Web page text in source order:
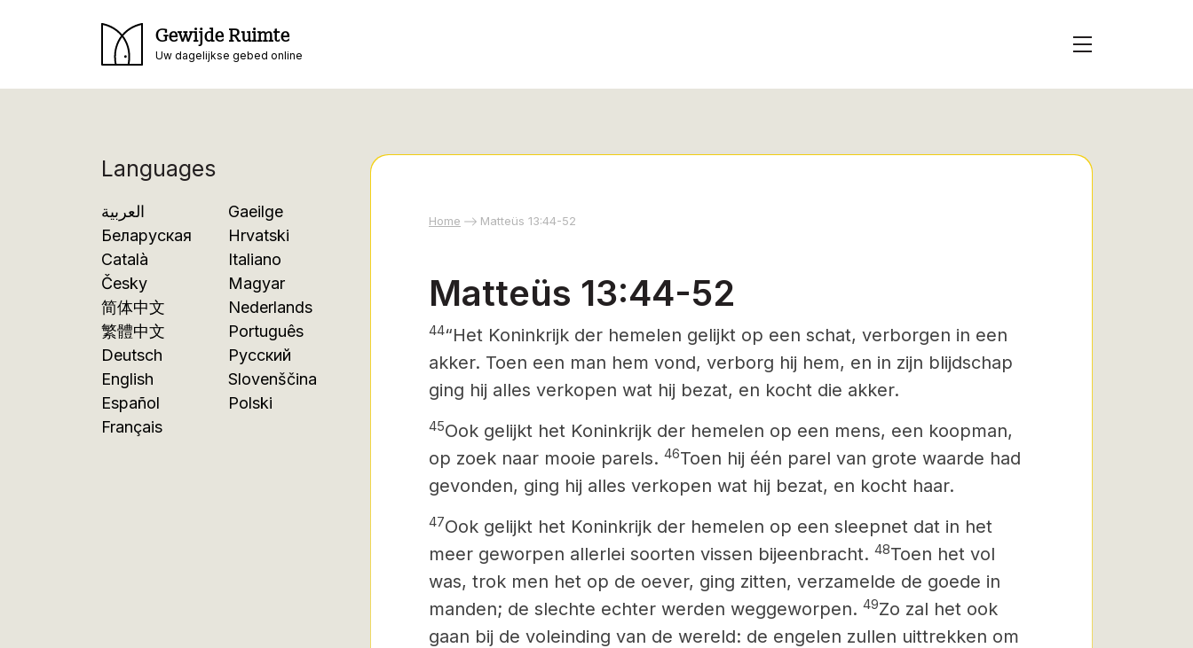
Gewijde Ruimte
Uw dagelijkse gebed online
Languages
العربية
Беларуская
Català
Česky
简体中文
繁體中文
Deutsch
English
Español
Français
Gaeilge
Hrvatski
Italiano
Magyar
Nederlands
Português
Русский
Slovenščina
Polski
Home Matteüs 13:44-52
Matteüs 13:44-52
44“Het Koninkrijk der hemelen gelijkt op een schat, verborgen in een
akker. Toen een man hem vond, verborg hij hem, en in zijn blijdschap
ging hij alles verkopen wat hij bezat, en kocht die akker.
45Ook gelijkt het Koninkrijk der hemelen op een mens, een koopman,
op zoek naar mooie parels. 46Toen hij één parel van grote waarde had
gevonden, ging hij alles verkopen wat hij bezat, en kocht haar.
47Ook gelijkt het Koninkrijk der hemelen op een sleepnet dat in het
meer geworpen allerlei soorten vissen bijeenbracht. 48Toen het vol
was, trok men het op de oever, ging zitten, verzamelde de goede in
manden; de slechte echter werden weggeworpen. 49Zo zal het ook
gaan bij de voleinding van de wereld: de engelen zullen uittrekken om